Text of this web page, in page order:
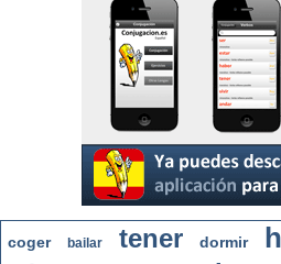
coger bailar tener dormir